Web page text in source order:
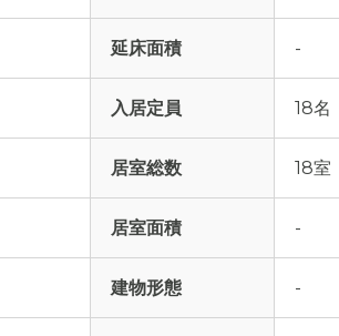
延床面積 -
入居定員 18名
居室総数 18室
居室面積 -
建物形態 -